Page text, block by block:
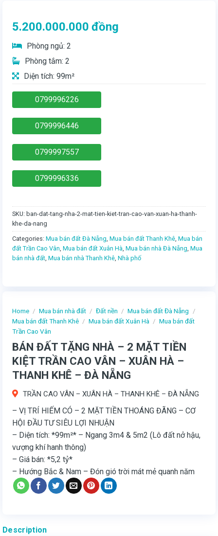
Home / Mua bán nhà đất / Đất nền / Mua bán đất Đà Nẵng
/
Mua bán đất Thanh Khê / Mua bán đất Xuân Hà / Mua bán đất
Trần Cao Vân
BÁN ĐẤT TẶNG NHÀ – 2 MẶT TIỀN
KIỆT TRẦN CAO VÂN – XUÂN HÀ –
THANH KHÊ – ĐÀ NẴNG
TRẦN CAO VÂN – XUÂN HÀ – THANH KHÊ – ĐÀ NẴNG
– VỊ TRÍ HIẾM CÓ – 2 MẶT TIỀN THOÁNG ĐÃNG – CƠ
HỘI ĐẦU TƯ SIÊU LỢI NHUẬN
– Diện tích: *99m²* – Ngang 3m4 & 5m2 (Lô đất nở hậu,
vượng khí hanh thông)
– Giá bán: *5,2 tỷ*
– Hướng Bắc & Nam – Đón gió trời mát mẻ quanh năm
5.200.000.000 đồng
Phòng ngủ: 2
Phòng tắm: 2
Diện tích: 99m²
0799996226
0799996446
0799997557
0799996336
SKU: ban-dat-tang-nha-2-mat-tien-kiet-tran-cao-van-xuan-ha-thanh-
khe-da-nang
Categories: Mua bán đất Đà Nẵng, Mua bán đất Thanh Khê, Mua bán
đất Trần Cao Vân, Mua bán đất Xuân Hà, Mua bán nhà Đà Nẵng, Mua
bán nhà đất, Mua bán nhà Thanh Khê, Nhà phố
Description